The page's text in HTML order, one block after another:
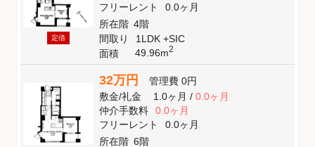
定借
フリーレント
0.0ヶ月
所在階 4階
間取り
1LDK +SIC
面積
49.96m2
32万円 管理費 0円
敷金/礼金 1.0ヶ月/ 0.0ヶ月
仲介手数料
0.0ヶ月
フリーレント
0.0ヶ月
所在階 6階